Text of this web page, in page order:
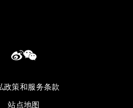
政策和服务条款
站点地图